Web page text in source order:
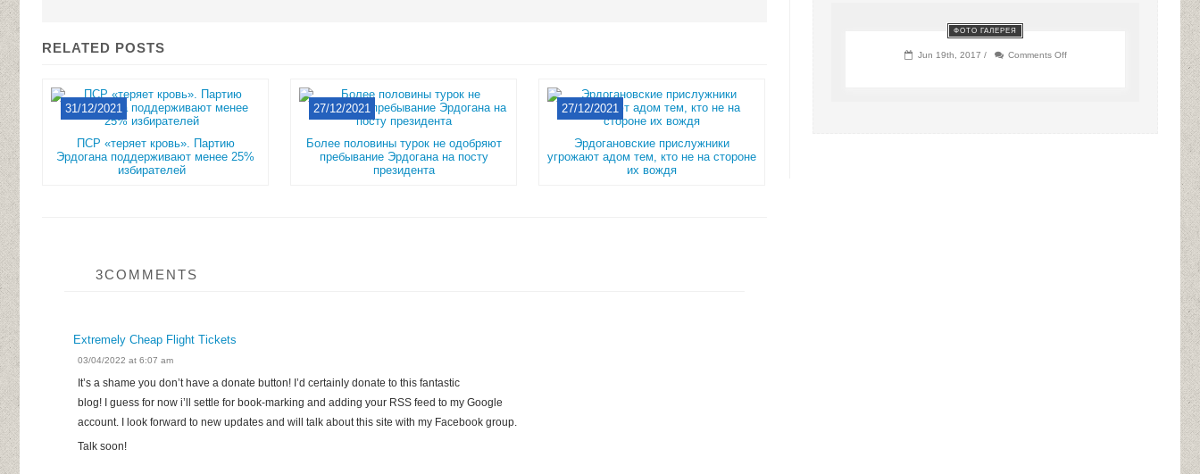
RELATED POSTS
31/12/2021
ПСР «теряет кровь». Партию
Эрдогана поддерживают менее 25%
избирателей
27/12/2021
Более половины турок не одобряют
пребывание Эрдогана на посту
президента
27/12/2021
Эрдогановские прислужники
угрожают адом тем, кто не на стороне
их вождя
3COMMENTS
Extremely Cheap Flight Tickets
03/04/2022 at 6:07 am
It’s a shame you don’t have a donate button! I’d certainly donate to this fantastic
blog! I guess for now i’ll settle for book-marking and adding your RSS feed to my Google
account. I look forward to new updates and will talk about this site with my Facebook group.
Talk soon!
ФОТО ГАЛЕРЕЯ
Jun 19th, 2017 / Comments Offon